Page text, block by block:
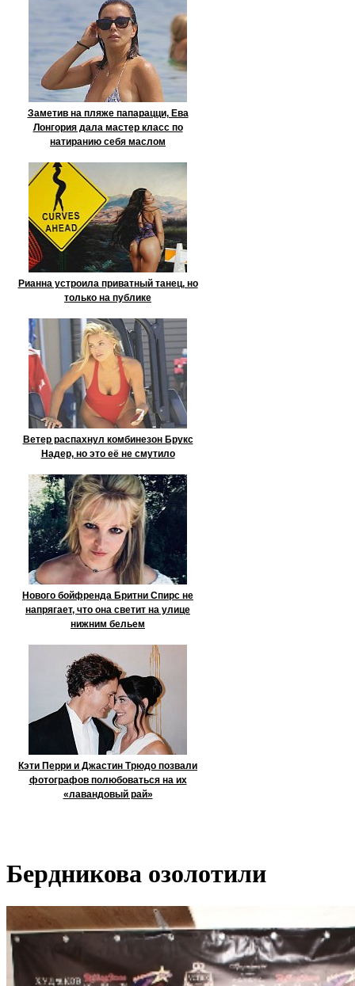
Заметив на пляже папарацци, Ева
Лонгория дала мастер класс по
натиранию себя маслом
Рианна устроила приватный танец, но
только на публике
Ветер распахнул комбинезон Брукс
Надер, но это её не смутило
Нового бойфренда Бритни Спирс не
напрягает, что она светит на улице
нижним бельем
Кэти Перри и Джастин Трюдо позвали
фотографов полюбоваться на их
«лавандовый рай»
Бердникова озолотили